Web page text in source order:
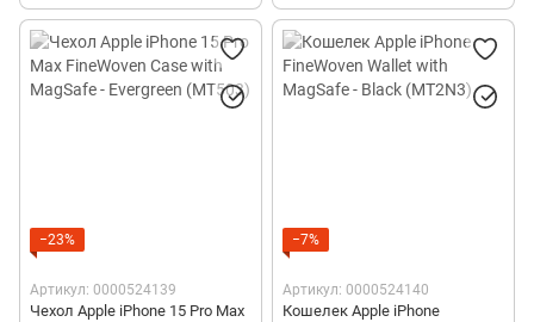
−23%
Артикул: 0000524139
Чехол Apple iPhone 15 Pro Max
−7%
Артикул: 0000524140
Кошелек Apple iPhone